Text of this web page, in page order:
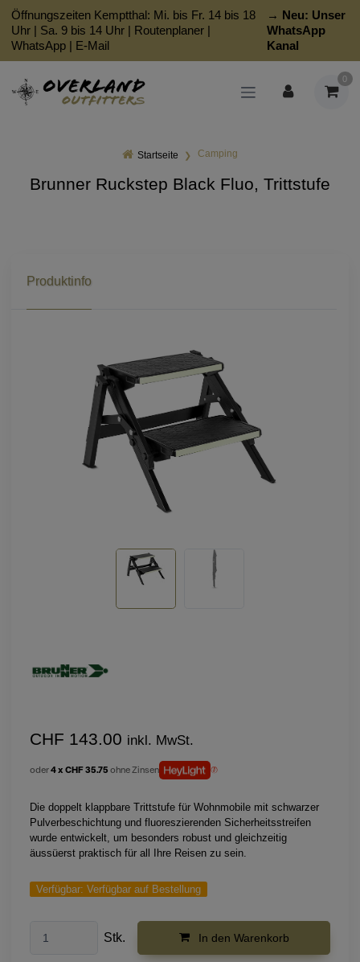
Öffnungszeiten Kemptthal: Mi. bis Fr. 14 bis 18
Uhr | Sa. 9 bis 14 Uhr | Routenplaner |
WhatsApp | E-Mail
→ Neu: Unser
WhatsApp
Kanal
0
Startseite Camping
Brunner Ruckstep Black Fluo, Trittstufe
Produktinfo
CHF 143.00 inkl. MwSt.
oder4 x CHF 35.75 ohne Zinsen
Die doppelt klappbare Trittstufe für Wohnmobile mit schwarzer
Pulverbeschichtung und fluoreszierenden Sicherheitsstreifen
wurde entwickelt, um besonders robust und gleichzeitig
äussüerst praktisch für all Ihre Reisen zu sein.
Verfügbar: Verfügbar auf Bestellung
Stk. In den Warenkorb